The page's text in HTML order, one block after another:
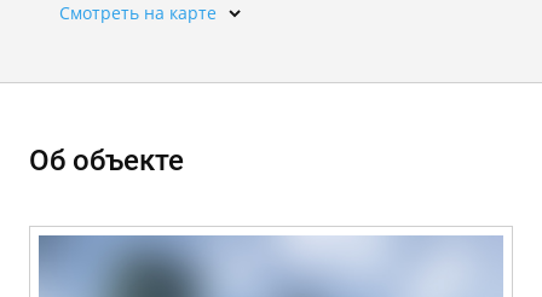
Смотреть на карте
Об объекте